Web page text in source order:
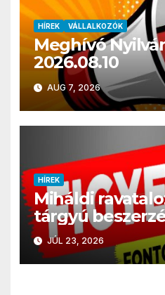
HÍREK VÁLLALKOZÓK
Meghívó
2026.08.10
AUG 7, 2026
HÍREK
Miháldi
tárgyú
JÚL 23, 2026